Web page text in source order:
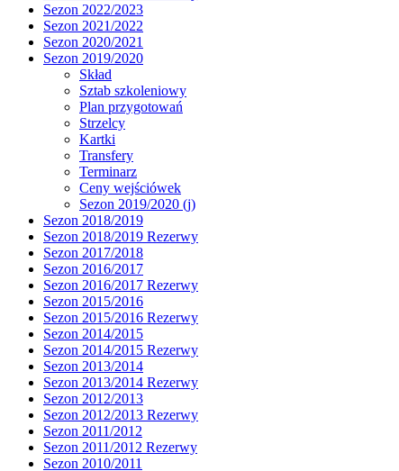
Sezon 2022/2023
Sezon 2021/2022
Sezon 2020/2021
Sezon 2019/2020
Skład
Sztab szkoleniowy
Plan przygotowań
Strzelcy
Kartki
Transfery
Terminarz
Ceny wejściówek
Sezon 2019/2020 (j)
Sezon 2018/2019
Sezon 2018/2019 Rezerwy
Sezon 2017/2018
Sezon 2016/2017
Sezon 2016/2017 Rezerwy
Sezon 2015/2016
Sezon 2015/2016 Rezerwy
Sezon 2014/2015
Sezon 2014/2015 Rezerwy
Sezon 2013/2014
Sezon 2013/2014 Rezerwy
Sezon 2012/2013
Sezon 2012/2013 Rezerwy
Sezon 2011/2012
Sezon 2011/2012 Rezerwy
Sezon 2010/2011